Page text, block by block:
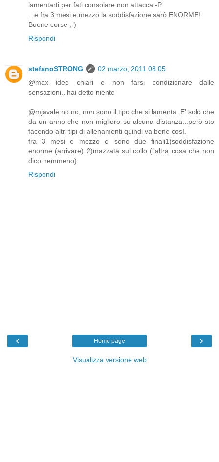
lamentarti per fati consolare non attacca:-P
...e fra 3 mesi e mezzo la soddisfazione sarò ENORME!
Buone corse ;-)
Rispondi
stefanoSTRONG
02 marzo, 2011 08:05
@max idee chiari e non farsi condizionare dalle
sensazioni...hai detto niente
@mjavale no no, non sono il tipo che si lamenta. E' solo che
da un anno che non miglioro su alcuna distanza...però sto
facendo altri tipi di allenamenti quindi va bene così.
fra 3 mesi e mezzo ci sono due finali1)soddisfazione
enorme (arrivare) 2)mazzata sul collo (l'altra cosa che non
dico nemmeno)
Rispondi
‹ ›
Home page
Visualizza versione web